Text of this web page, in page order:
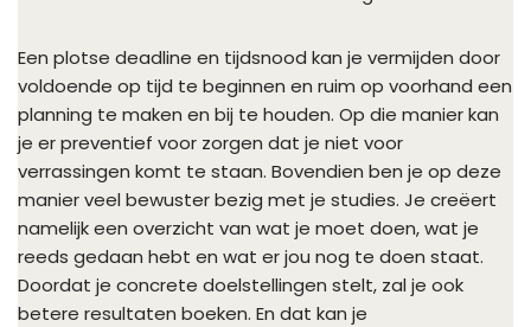
Een plotse deadline en tijdsnood kan je vermijden door
voldoende op tijd te beginnen en ruim op voorhand een
planning te maken en bij te houden. Op die manier kan
je er preventief voor zorgen dat je niet voor
verrassingen komt te staan. Bovendien ben je op deze
manier veel bewuster bezig met je studies. Je creëert
namelijk een overzicht van wat je moet doen, wat je
reeds gedaan hebt en wat er jou nog te doen staat.
Doordat je concrete doelstellingen stelt, zal je ook
betere resultaten boeken. En dat kan je